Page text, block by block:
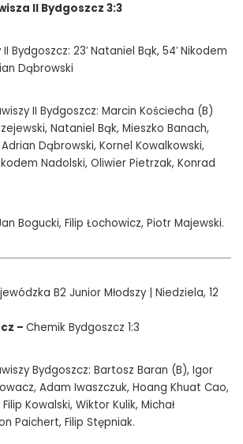
II Bydgoszcz 3:3
Bydgoszcz: 23′ Nataniel Bąk, 54′ Nikodem
Dąbrowski
II Bydgoszcz: Marcin Kościecha (B)
Nataniel Bąk, Mieszko Banach,
Dąbrowski, Kornel Kowalkowski,
Nadolski, Oliwier Pietrzak, Konrad
Bogucki, Filip Łochowicz, Piotr Majewski.
B2 Junior Młodszy | Niedziela, 12
– Chemik Bydgoszcz 1:3
Bydgoszcz: Bartosz Baran (B), Igor
Adam Iwaszczuk, Hoang Khuat Cao,
Kowalski, Wiktor Kulik, Michał
Paichert, Filip Stępniak.